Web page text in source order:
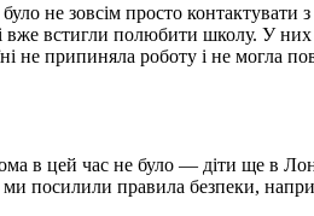
не зовсім просто
встигли полюбити школу. У
припиняла роботу і не могла
в цей час не було — діти ще в
посилили правила безпеки,